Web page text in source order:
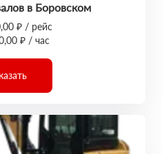
в Боровском
₽ / рейс
₽ / час